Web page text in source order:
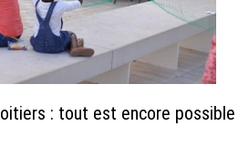
: tout est encore possible